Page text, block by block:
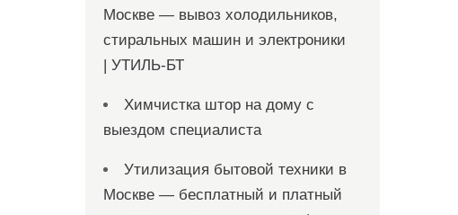
Москве — вывоз холодильников,
стиральных машин и электроники
| УТИЛЬ-БТ
Химчистка штор на дому с
выездом специалиста
Утилизация бытовой техники в
Москве — бесплатный и платный